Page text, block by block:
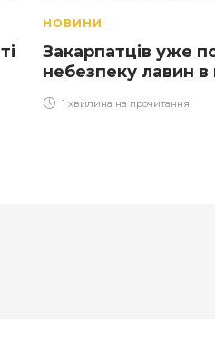
НОВИНИ
Закарпатців уже
небезпеку лавин в
1 хвилина на прочитання